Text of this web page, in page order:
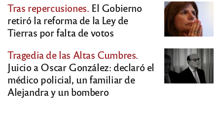
Tras repercusiones. El Gobierno
retiró la reforma de la Ley de
Tierras por falta de votos
Tragedia de las Altas Cumbres.
Juicio a Oscar González: declaró el
médico policial, un familiar de
Alejandra y un bombero